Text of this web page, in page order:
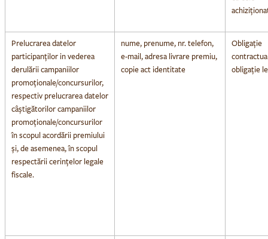
Prelucrarea datelor
participanților in vederea
derulării campaniilor
promoționale/concursurilor,
respectiv prelucrarea datelor
câștigătorilor campaniilor
promoționale/concursurilor
în scopul acordării premiului
și, de asemenea, în scopul
respectării cerințelor legale
fiscale.
nume, prenume, nr. telefon,
e-mail, adresa livrare premiu,
copie act identitate
Obligație
obligație